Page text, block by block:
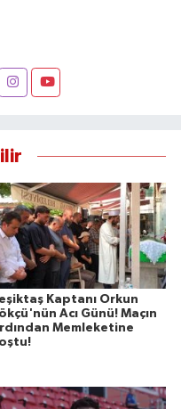
Kaptanı Orkun
Acı Günü! Maçın
Memleketine